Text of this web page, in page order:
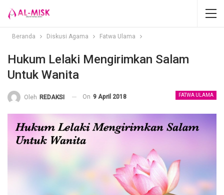
Beranda Diskusi Agama Fatwa Ulama
Hukum Lelaki Mengirimkan Salam
Untuk Wanita
FATWA ULAMA
Oleh REDAKSI On 9 April 2018